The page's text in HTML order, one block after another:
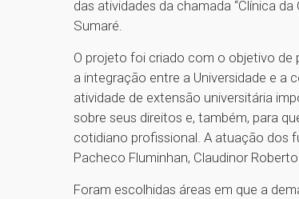
das atividades da chamada “Clínica
Sumaré.
O projeto foi criado com o objetivo de
a integração entre a Universidade e a
atividade de extensão universitária
sobre seus direitos e, também, para
cotidiano profissional. A atuação dos
Pacheco Fluminhan, Claudinor
Foram escolhidas áreas em que a